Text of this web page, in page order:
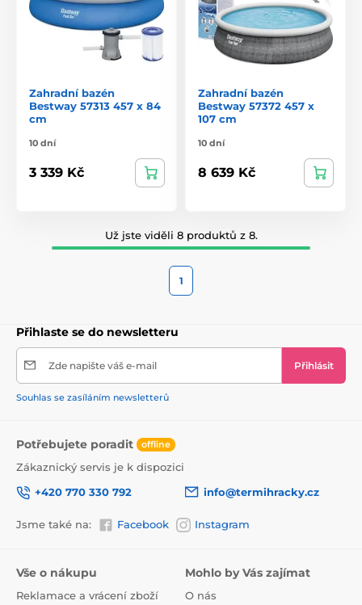
Zahradní bazén
Bestway 57313 457 x 84
cm
10 dní
3 339 Kč
Zahradní bazén
Bestway 57372 457 x
107 cm
10 dní
8 639 Kč
Už jste viděli 8 produktů z 8.
1
Přihlaste se do newsletteru
Zde napište váš e-mail Přihlásit
Souhlas se zasíláním newsletterů
Potřebujete poradit offline
Zákaznický servis je k dispozici
+420 770 330 792
info@termihracky.cz
Jsme také na: Facebook Instagram
Vše o nákupu
Reklamace a vrácení zboží
Mohlo by Vás zajímat
O nás